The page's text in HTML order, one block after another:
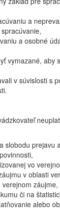
a
a osobné
vymazané, aby
v súvislosti s
slobodu prejavu
vo
v oblasti
či na
alebo